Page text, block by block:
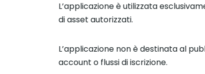
L’applicazione è utilizzata
di asset autorizzati.
L’applicazione non è destinata al
account o flussi di iscrizione.